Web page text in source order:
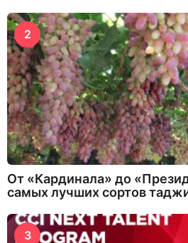
2
От «Кардинала» до
самых лучших сортов
3